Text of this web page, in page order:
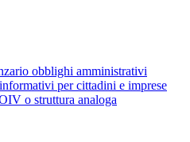
obblighi amministrativi
per cittadini e imprese
o struttura analoga